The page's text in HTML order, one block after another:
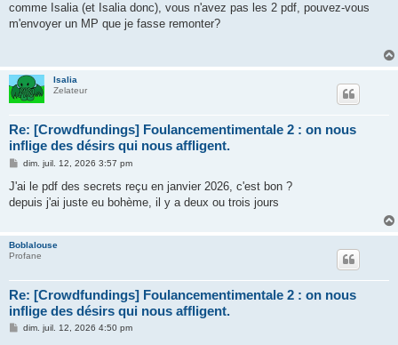
comme Isalia (et Isalia donc), vous n'avez pas les 2 pdf, pouvez-vous
m'envoyer un MP que je fasse remonter?
Isalia
Zelateur
Re: [Crowdfundings] Foulancementimentale 2 : on nous
inflige des désirs qui nous affligent.
M
s
a
dim. juil. 12, 2026 3:57 pm
J'ai le pdf des secrets reçu en janvier 2026, c'est bon ?
depuis j'ai juste eu bohème, il y a deux ou trois jours
Boblalouse
Profane
Re: [Crowdfundings] Foulancementimentale 2 : on nous
inflige des désirs qui nous affligent.
Mdim. juil. 12, 2026 4:50 pm